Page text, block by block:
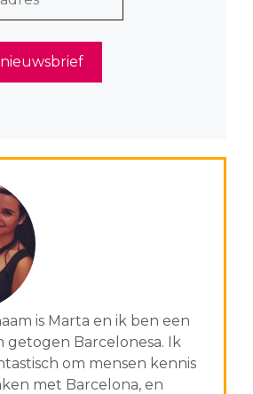
is Marta en ik ben een
getogen Barcelonesa. Ik
om mensen kennis
met Barcelona, en